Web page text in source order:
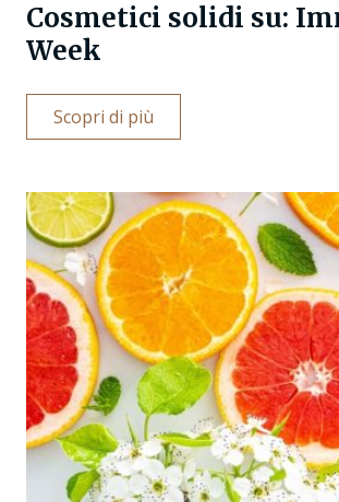
Cosmetici solidi su:
Week
Scopri di più